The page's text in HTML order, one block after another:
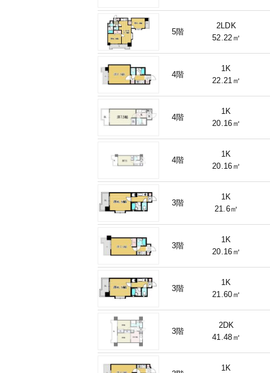
5階
2LDK
52.22㎡
4階
1K
22.21㎡
4階
1K
20.16㎡
4階
1K
20.16㎡
3階
1K
21.6㎡
3階
1K
20.16㎡
3階
1K
21.60㎡
3階
2DK
41.48㎡
1K